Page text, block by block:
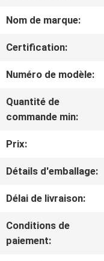
DE
NOUS
VISITE
D'USINE
CONTRÔLE
DE
LA
QUALITÉ
Nom de marque:
Certification:
Numéro de modèle:
Quantité de
commande min:
Prix:
Détails d'emballage:
Délai de livraison:
Conditions de
paiement: